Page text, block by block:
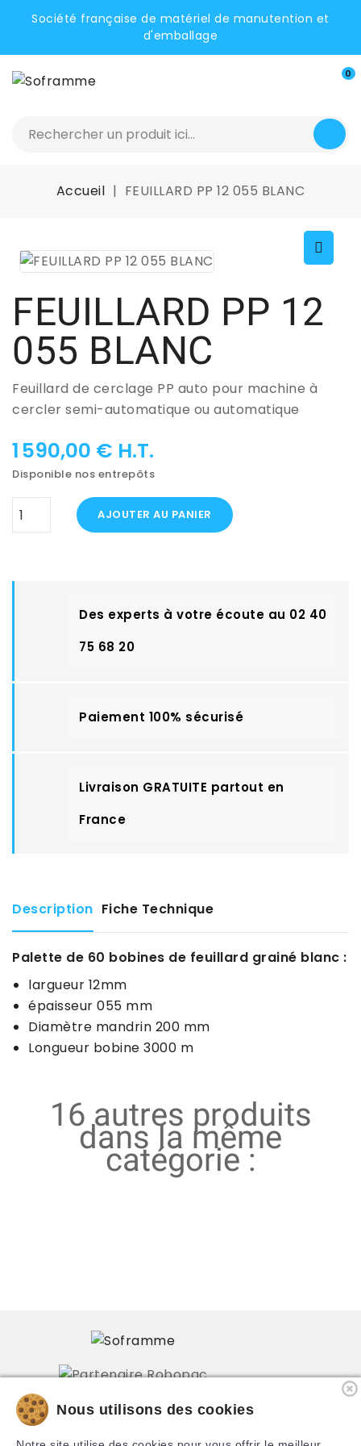
Société française de matériel de manutention et
d'emballage
0
Accueil FEUILLARD PP 12 055 BLANC
FEUILLARD PP 12
055 BLANC
Feuillard de cerclage PP auto pour machine à
cercler semi-automatique ou automatique
1 590,00 € H.T.
Disponible nos entrepôts
AJOUTER AU PANIER
Des experts à votre écoute au 02 40
75 68 20
Paiement 100% sécurisé
Livraison GRATUITE partout en
France
Description Fiche Technique
Palette de 60 bobines de feuillard grainé blanc :
largueur 12mm
épaisseur 055 mm
Diamètre mandrin 200 mm
Longueur bobine 3000 m
16 autres produits
dans la même
catégorie :
PRODUITS
Nous utilisons des cookies